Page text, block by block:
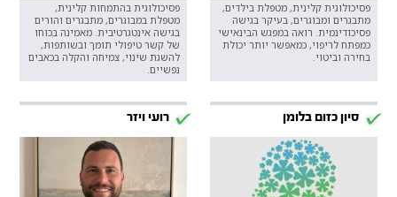
פסיכולוגית קלינית, מטפלת בילדים,
מתבגרים ומבוגרים, בעיקר בגישה
פסיכודינמית. רואה במפגש הבינאישי
כמפתח לריפוי, כמאפשר יותר יכולת
בחירה וביטוי.
פסיכולוגית בהתמחות קלינית,
מטפלת במבוגרים, מתבגרים והורים
בגישה אינטגרטיבית. מאמינה בכוחו
של קשר טיפולי תומך ובשותפות,
להשגת שינוי, צמיחה והקלה בכאבים
נפשיים.
סיון כזום בלומן רועי ויזר